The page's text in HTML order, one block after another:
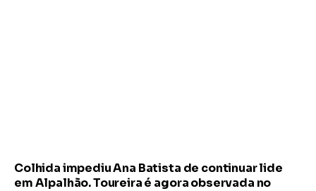
Colhida impediu Ana Batista de continuar lide
em Alpalhão. Toureira é agora observada no